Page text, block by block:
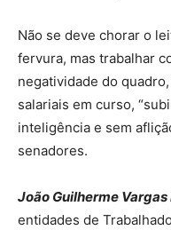
Não se deve chorar o
fervura, mas trabalhar
negatividade do
salariais em curso,
inteligência e sem
senadores.
João Guilherme
entidades de